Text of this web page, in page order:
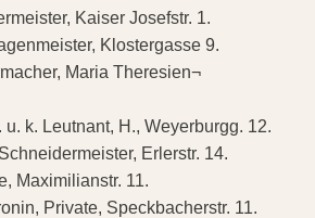
Kaiser Josefstr. 1.
Klostergasse 9.
Maria Theresien¬
u. k. Leutnant, H., Weyerburgg. 12.
Erlerstr. 14.
Maximilianstr. 11.
Private, Speckbacherstr. 11.